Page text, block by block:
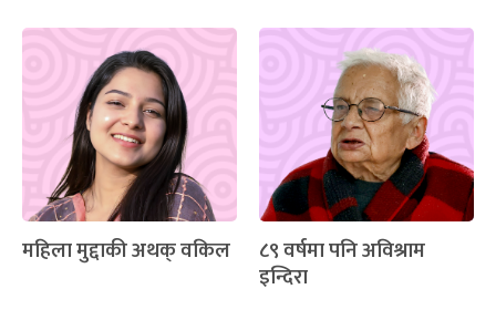
महिला मुद्दाकी अथक् वकिल ८९ वर्षमा पनि अविश्राम
इन्दिरा